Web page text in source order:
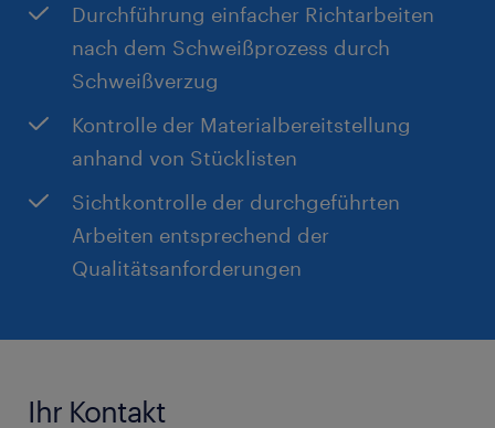
Durchführung einfacher Richtarbeiten
nach dem Schweißprozess durch
Schweißverzug
Kontrolle der Materialbereitstellung
anhand von Stücklisten
Sichtkontrolle der durchgeführten
Arbeiten entsprechend der
Qualitätsanforderungen
Ihr Kontakt